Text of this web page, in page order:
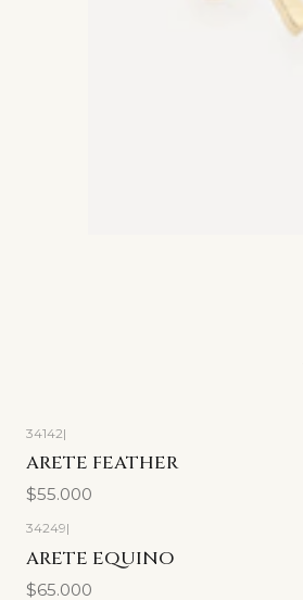
34142|
ARETE FEATHER
$55.000
34249|
ARETE EQUINO
$65.000